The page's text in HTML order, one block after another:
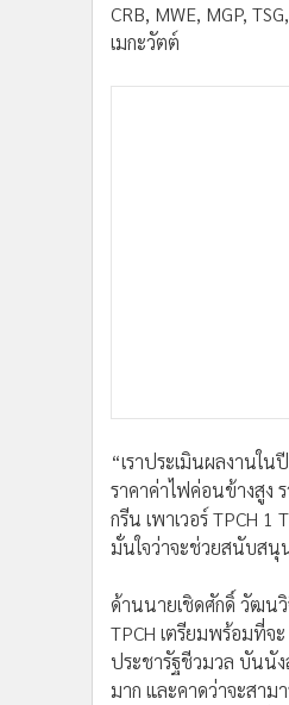
CRB, MWE, MGP,
เมกะวัตต์
“เราประเมินผลงานใน
ราคาค่าไฟค่อนข้างสูง
กรีน เพาเวอร์ TPCH
มั่นใจว่าจะช่วยสนับสนุ
ด้านนายเชิดศักดิ์ วัฒนวิ
TPCH เตรียมพร้อมที่จ
ประชารัฐชีวมวล บันนั
มาก และคาดว่าจะสาม